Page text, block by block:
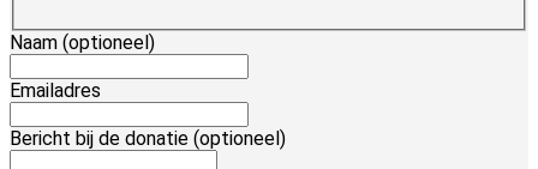
Naam (optioneel)
Emailadres
Bericht bij de donatie (optioneel)